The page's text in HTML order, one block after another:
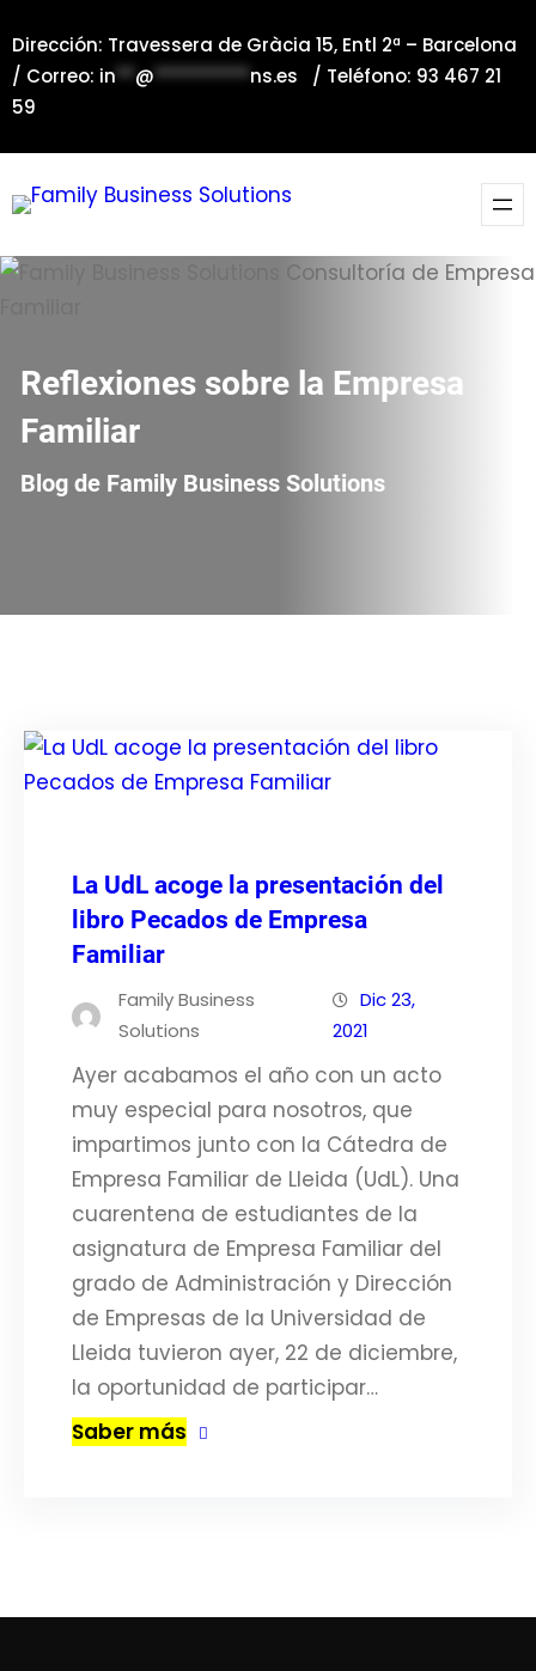
al
contenido
Dirección: Travessera de Gràcia 15, Entl 2ª – Barcelona
/ Correo: in**@**********ns.es / Teléfono: 93 467 21
59
Reflexiones sobre la Empresa
Familiar
Blog de Family Business Solutions
La UdL acoge la presentación del
libro Pecados de Empresa
Familiar
Family Business
Solutions
Dic 23,
2021
Ayer acabamos el año con un acto
muy especial para nosotros, que
impartimos junto con la Cátedra de
Empresa Familiar de Lleida (UdL). Una
cuarentena de estudiantes de la
asignatura de Empresa Familiar del
grado de Administración y Dirección
de Empresas de la Universidad de
Lleida tuvieron ayer, 22 de diciembre,
la oportunidad de participar…
Saber más